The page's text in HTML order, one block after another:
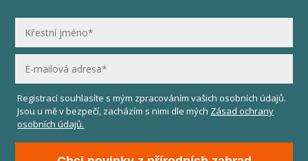
Registrací souhlasíte s mým zpracováním vašich osobních údajů.
Jsou u mě v bezpečí, zacházím s nimi dle mých Zásad ochrany
osobních údajů.